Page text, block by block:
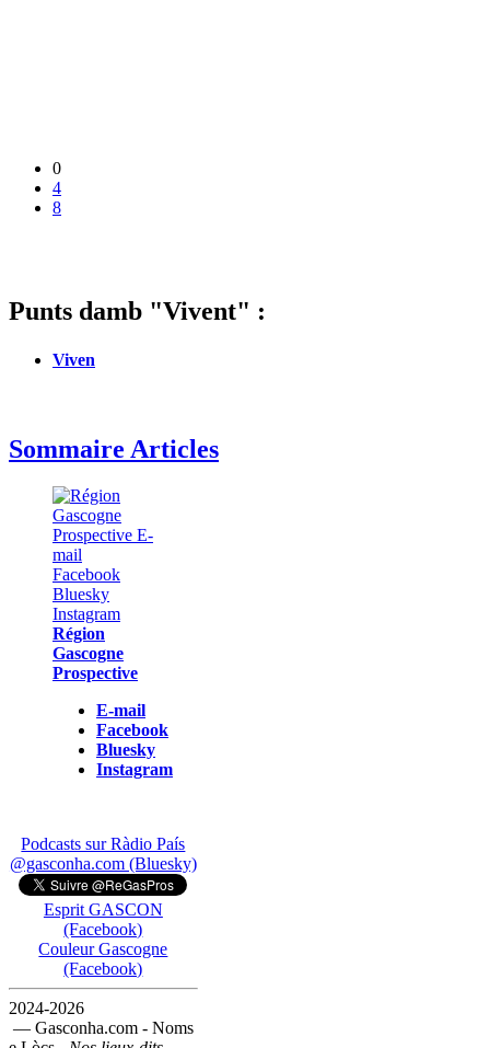
0
4
8
Punts damb "Vivent" :
Viven
Sommaire Articles
Région
Gascogne
Prospective
E-mail
Facebook
Bluesky
Instagram
Podcasts sur Ràdio País
@gasconha.com (Bluesky)
Esprit GASCON
(Facebook)
Couleur Gascogne
(Facebook)
2024-2026
— Gasconha.com - Noms